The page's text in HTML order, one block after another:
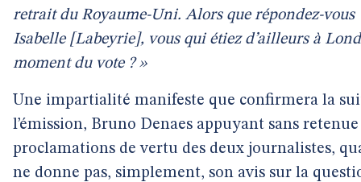
retrait du Royaume-Uni. Alors que répondez-vous
Isabelle [Labeyrie], vous qui étiez d’ailleurs à
moment du vote ? »
Une impartialité manifeste que confirmera la
l’émission, Bruno Denaes appuyant sans retenue
proclamations de vertu des deux journalistes,
ne donne pas, simplement, son avis sur la